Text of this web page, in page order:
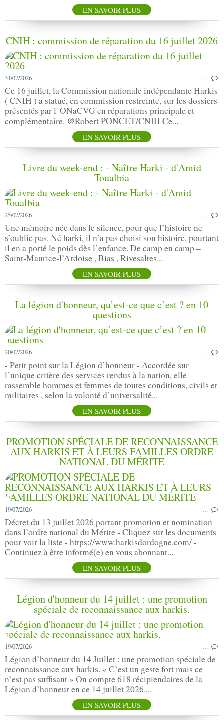
EN SAVOIR PLUS
CNIH : commission de réparation du 16 juillet 2026
31/07/2026 …
Ce 16 juillet, la Commission nationale indépendante Harkis
( CNIH ) a statué, en commission restreinte, sur les dossiers
présentés par l' ONaCVG en réparations principale et
complémentaire. @Robert PONCET/CNIH Ce...
EN SAVOIR PLUS
Livre du week-end : - Naître Harki - d'Amid
Toualbia
25/07/2026 …
Une mémoire née dans le silence, pour que l’histoire ne
s’oublie pas. Né harki, il n’a pas choisi son histoire, pourtant
il en a porté le poids dès l’enfance. De camp en camp –
Saint-Maurice-l’Ardoise , Bias , Rivesaltes...
EN SAVOIR PLUS
La légion d'honneur, qu’est-ce que c’est ? en 10
questions
20/07/2026 …
- Petit point sur la Légion d’honneur - Accordée sur
l’unique critère des services rendus à la nation, elle
rassemble hommes et femmes de toutes conditions, civils et
militaires , selon la volonté d’universalité...
EN SAVOIR PLUS
PROMOTION SPÉCIALE DE RECONNAISSANCE
AUX HARKIS ET À LEURS FAMILLES ORDRE
NATIONAL DU MÉRITE
19/07/2026 …
Décret du 13 juillet 2026 portant promotion et nomination
dans l’ordre national du Mérite - Cliquez sur les documents
pour voir la liste - https://www.harkisdordogne.com/ -
Continuez à être informé(e) en vous abonnant...
EN SAVOIR PLUS
Légion d'honneur du 14 juillet : une promotion
spéciale de reconnaissance aux harkis.
19/07/2026 …
Légion d’honneur du 14 Juillet : une promotion spéciale de
reconnaissance aux harkis. « C’est un geste fort mais ce
n’est pas suffisant » On compte 618 récipiendaires de la
Légion d’honneur en ce 14 juillet 2026....
EN SAVOIR PLUS